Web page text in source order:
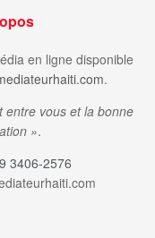
en ligne disponible
.
entre vous et la bonne
».
3406-2576